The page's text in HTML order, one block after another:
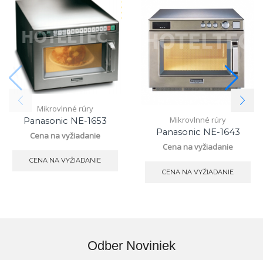
Mikrovlnné rúry
Panasonic NE-1653
Cena na vyžiadanie
CENA NA VYŽIADANIE
Mikrovlnné rúry
Panasonic NE-1643
Cena na vyžiadanie
CENA NA VYŽIADANIE
Odber Noviniek